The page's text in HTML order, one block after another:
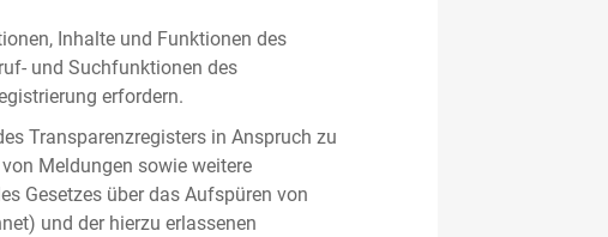
Inhalte und Funktionen des
und Suchfunktionen des
erfordern.
Transparenzregisters in Anspruch zu
Meldungen sowie weitere
Gesetzes über das Aufspüren von
und der hierzu erlassenen